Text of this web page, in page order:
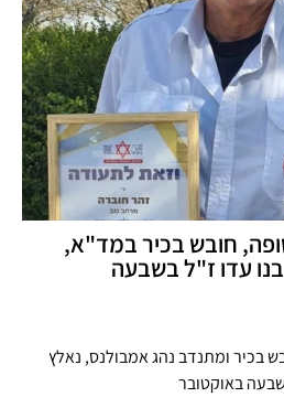
חובש בכיר במד"א,
עדו ז"ל בשבעה
בכיר ומתנדב נהג אמבולנס, נאלץ
באוקטובר